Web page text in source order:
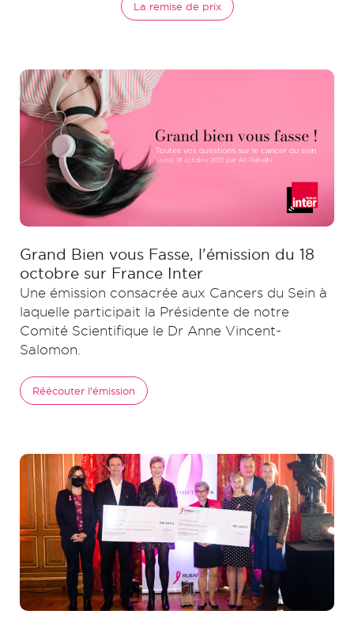
La remise de prix
Grand Bien vous Fasse, l'émission du 18
octobre sur France Inter
Une émission consacrée aux Cancers du Sein à
laquelle participait la Présidente de notre
Comité Scientifique le Dr Anne Vincent-
Salomon.
Réécouter l'émission